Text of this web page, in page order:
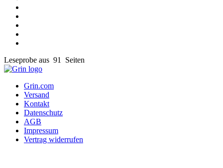
Leseprobe aus 91 Seiten
Grin.com
Versand
Kontakt
Datenschutz
AGB
Impressum
Vertrag widerrufen